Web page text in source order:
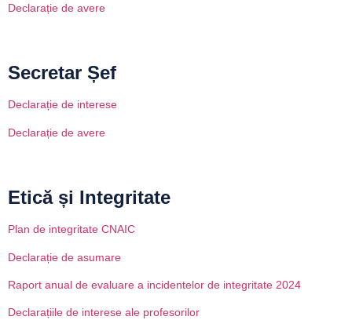
Declarație de avere
Secretar Șef
Declarație de interese
Declarație de avere
Etică și Integritate
Plan de integritate CNAIC
Declarație de asumare
Raport anual de evaluare a incidentelor de integritate 2024
Declarațiile de interese ale profesorilor